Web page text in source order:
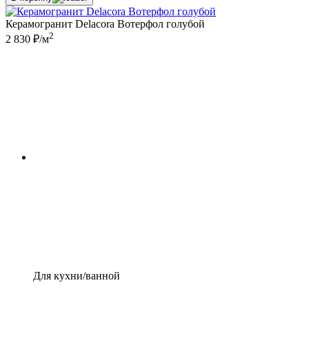
Керамогранит Delacora Вотерфол голубой
2 830 ₽/м2
Для кухни/ванной